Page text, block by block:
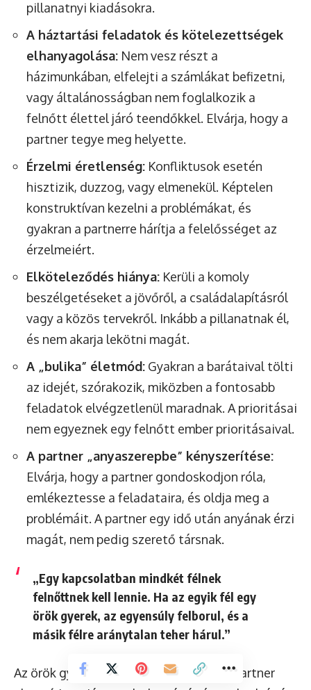
pillanatnyi kiadásokra.
A háztartási feladatok és kötelezettségek
elhanyagolása: Nem vesz részt a
házimunkában, elfelejti a számlákat befizetni,
vagy általánosságban nem foglalkozik a
felnőtt élettel járó teendőkkel. Elvárja, hogy a
partner tegye meg helyette.
Érzelmi éretlenség: Konfliktusok esetén
hisztizik, duzzog, vagy elmenekül. Képtelen
konstruktívan kezelni a problémákat, és
gyakran a partnerre hárítja a felelősséget az
érzelmeiért.
Elköteleződés hiánya: Kerüli a komoly
beszélgetéseket a jövőről, a családalapításról
vagy a közös tervekről. Inkább a pillanatnak él,
és nem akarja lekötni magát.
A „bulika” életmód: Gyakran a barátaival tölti
az idejét, szórakozik, miközben a fontosabb
feladatok elvégzetlenül maradnak. A prioritásai
nem egyeznek egy felnőtt ember prioritásaival.
A partner „anyaszerepbe” kényszerítése:
Elvárja, hogy a partner gondoskodjon róla,
emlékeztesse a feladataira, és oldja meg a
problémáit. A partner egy idő után anyának érzi
magát, nem pedig szerető társnak.
„Egy kapcsolatban mindkét félnek
felnőttnek kell lennie. Ha az egyik fél egy
örök gyerek, az egyensúly felborul, és a
másik félre aránytalan teher hárul.”
Az örök gyerekkel való kapcsolatban a partner